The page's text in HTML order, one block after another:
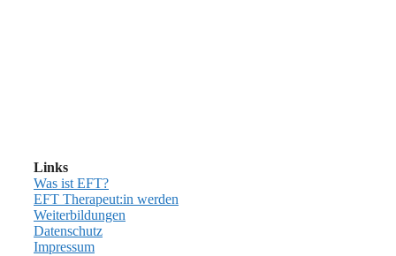
Links
Was ist EFT?
EFT Therapeut:in werden
Weiterbildungen
Datenschutz
Impressum